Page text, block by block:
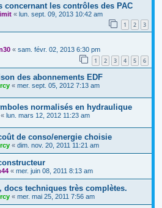
concernant les contrôles des PAC
« lun. sept. 09, 2013 10:42 am
1 2 3
« sam. févr. 02, 2013 6:30 pm
1 2 3 4 5 6
des abonnements EDF
« mer. sept. 05, 2012 7:13 am
normalisés en hydraulique
« lun. mars 12, 2012 11:23 am
de conso/energie choisie
« dim. nov. 20, 2011 11:21 am
« mer. juin 08, 2011 8:13 am
docs techniques très complètes.
« mer. mai 25, 2011 7:56 am